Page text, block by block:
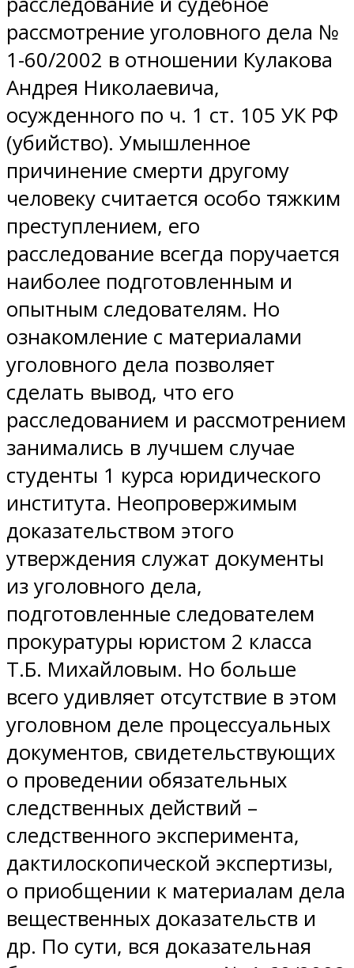
рассмотрение уголовного дела №
1-60/2002 в отношении Кулакова
Андрея Николаевича,
осужденного по ч. 1 ст. 105 УК РФ
(убийство). Умышленное
причинение смерти другому
человеку считается особо тяжким
преступлением, его
расследование всегда поручается
наиболее подготовленным и
опытным следователям. Но
ознакомление с материалами
уголовного дела позволяет
сделать вывод, что его
расследованием и рассмотрением
занимались в лучшем случае
студенты 1 курса юридического
института. Неопровержимым
доказательством этого
утверждения служат документы
из уголовного дела,
подготовленные следователем
прокуратуры юристом 2 класса
Т.Б. Михайловым. Но больше
всего удивляет отсутствие в этом
уголовном деле процессуальных
документов, свидетельствующих
о проведении обязательных
следственных действий –
следственного эксперимента,
дактилоскопической экспертизы,
о приобщении к материалам дела
вещественных доказательств и
др. По сути, вся доказательная